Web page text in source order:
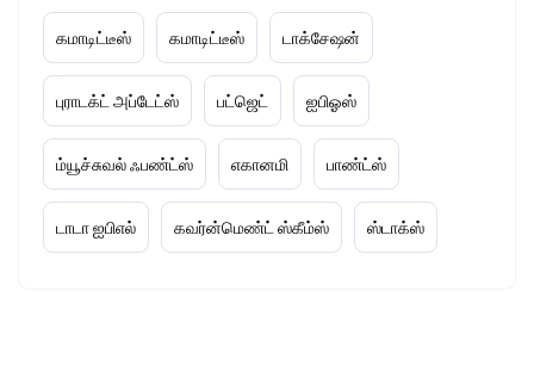
கமாடிட்டீஸ் கமாடிட்டீஸ் டாக்சேஷன்
புராடக்ட் அப்டேட்ஸ் பட்ஜெட் ஐபிஓஸ்
ம்யூச்சுவல் ஃபண்ட்ஸ் எகானமி பாண்ட்ஸ்
டாடா ஐபிஎல் கவர்ன்மெண்ட் ஸ்கீம்ஸ் ஸ்டாக்ஸ்